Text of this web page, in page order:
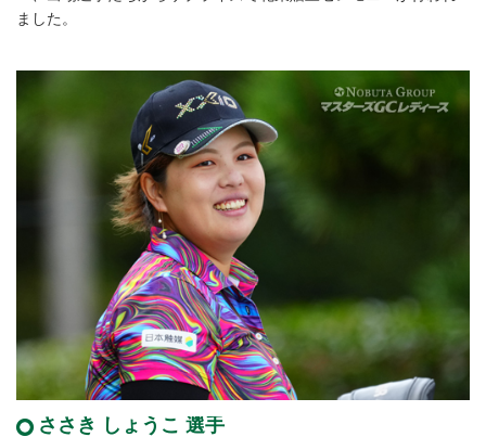
ました。
ささき しょうこ 選手